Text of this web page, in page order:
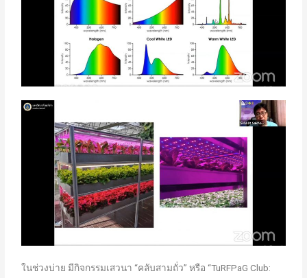
ในช่วงบ่าย มีกิจกรรมเสวนา “คลับสามถั่ว” หรือ “TuRFPaG Club: